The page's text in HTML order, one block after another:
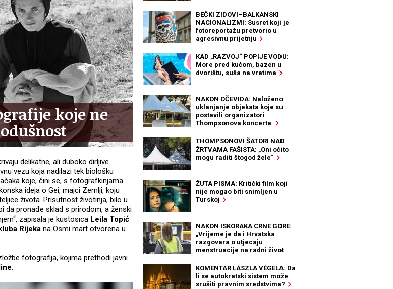
koje ne
delikatne, ali duboko dirljive
vezu koja nadilazi tek biološku
koje, čini se, s fotografkinjama
ideja o Gei, majci Zemlji, koju
života. Prisutnost životinja, bilo u
da pronađe sklad s prirodom, a ženski
zapisala je kustosica Leila Topić
Rijeka na Osmi mart otvorena u
fotografija, kojima prethodi javni
.
BEČKI ZIDOVI–BALKANSKI
NACIONALIZMI: Susret koji je
fotoreportažu pretvorio u
agresivnu prijetnju
KAD „RAZVOJ“ POPIJE VODU:
More pred kućom, bazen u
dvorištu, suša na vratima
NAKON OČEVIDA: Naloženo
uklanjanje objekata koje su
postavili organizatori
Thompsonova koncerta
THOMPSONOVI ŠATORI NAD
ŽRTVAMA FAŠISTA: „Oni očito
mogu raditi štogod žele“
ŽUTA PISMA: Kritički film koji
nije mogao biti snimljen u
Turskoj
NAKON ISKORAKA CRNE GORE:
„Vrijeme je da i Hrvatska
razgovara o utjecaju
menstruacije na radni život
KOMENTAR LÁSZLA VÉGELA: Da
li se autokratski sistem može
srušiti pravnim sredstvima?